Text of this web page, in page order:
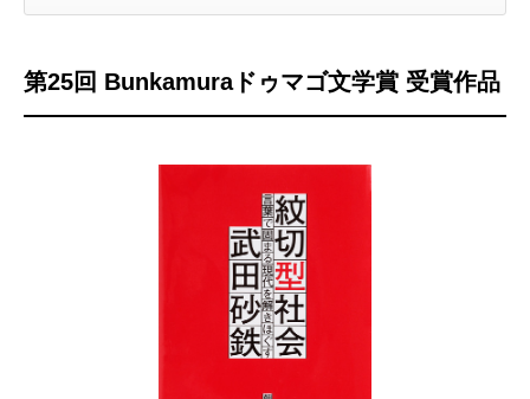
第25回 Bunkamuraドゥマゴ文学賞 受賞作品